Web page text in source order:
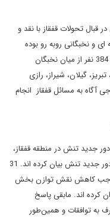
تحولات قفقاز با نقد و
و نخبگانی روبه رو بوده
است. در این راستا در یک نظرسنجی که از میان 384 نفر از میان نخبگان
گیلان، شیراز، رازی
آگاه به مسائل قفقاز انجام
جدید تنش در منطقه قفقاز،
تحرکات بازیگران فعال منطقه‌ای را دلیل تشدید دور جدید تنش بیان کرده اند. 31
موجب کاهش نقش توازن بخش
کرده اند. مابقی پاسخ
به توافقات و همین‌طور